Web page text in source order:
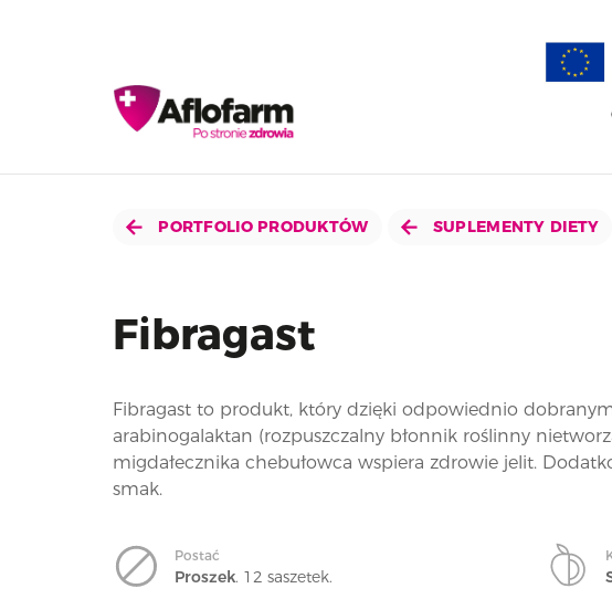
PORTFOLIO PRODUKTÓW SUPLEMENTY DIETY
Fibragast
Fibragast to produkt, który dzięki odpowiednio
arabinogalaktan (rozpuszczalny błonnik roślinny
migdałecznika chebułowca wspiera zdrowie jelit.
smak.
Postać
Proszek. 12 saszetek.